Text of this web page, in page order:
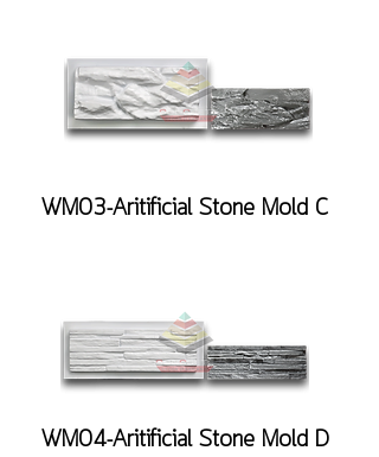
WM03-Aritificial Stone Mold C
WM04-Aritificial Stone Mold D